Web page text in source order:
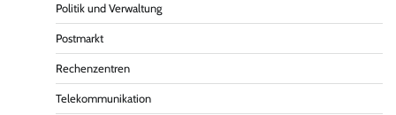
Politik und Verwaltung
Postmarkt
Rechenzentren
Telekommunikation